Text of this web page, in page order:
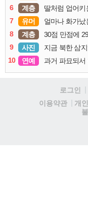
6
계층 딸처럼 업어키
7
유머 얼마나 화가
8
계층 30점 만점에
9
사진 지금 북한 삼
10
연예 과거 파묘되서
로그인
이용약관
개